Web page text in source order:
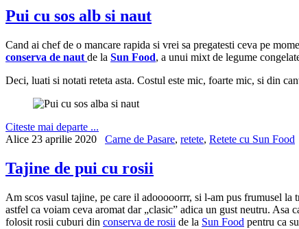
Pui cu sos alb si naut
Cand ai chef de o mancare rapida si vrei sa pregatesti ceva pe
conserva de naut de la Sun Food, a unui mixt de legume
Deci, luati si notati reteta asta. Costul este mic, foarte mic, si din
Citeste mai departe ...
Alice 23 aprilie 2020 Carne de Pasare, retete, Retete cu Sun Food
Tajine de pui cu rosii
Am scos vasul tajine, pe care il adooooorrr, si l-am pus frumusel
astfel ca voiam ceva aromat dar „clasic” adica un gust neutru.
folosit rosii cuburi din conserva de rosii de la Sun Food pentru ca